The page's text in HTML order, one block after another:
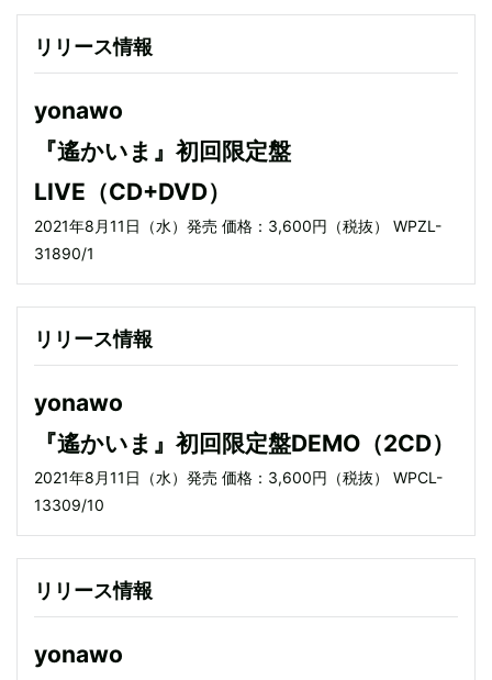
リリース情報
yonawo
『遙かいま』初回限定盤
LIVE（CD+DVD）
2021年8月11日（水）発売 価格：3,600円（税抜） WPZL-
31890/1
リリース情報
yonawo
『遙かいま』初回限定盤DEMO（2CD）
2021年8月11日（水）発売 価格：3,600円（税抜） WPCL-
13309/10
リリース情報
yonawo